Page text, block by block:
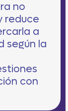
no
reduce
a
según la
con